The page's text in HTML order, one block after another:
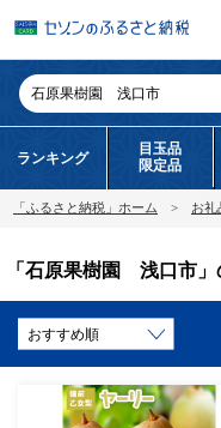
ランキング
目玉品
限定品
「ふるさと納税」ホーム お礼
「石原果樹園 浅口市